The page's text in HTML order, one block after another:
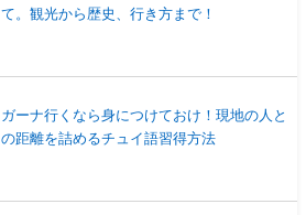
て。観光から歴史、行き方まで！
ガーナ行くなら身につけておけ！現地の人と
の距離を詰めるチュイ語習得方法